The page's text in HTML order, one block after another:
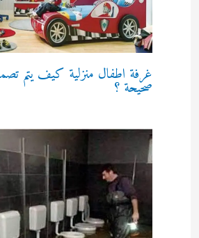
غرفة اطفال منزلية كيف يتم
صحيحة ؟